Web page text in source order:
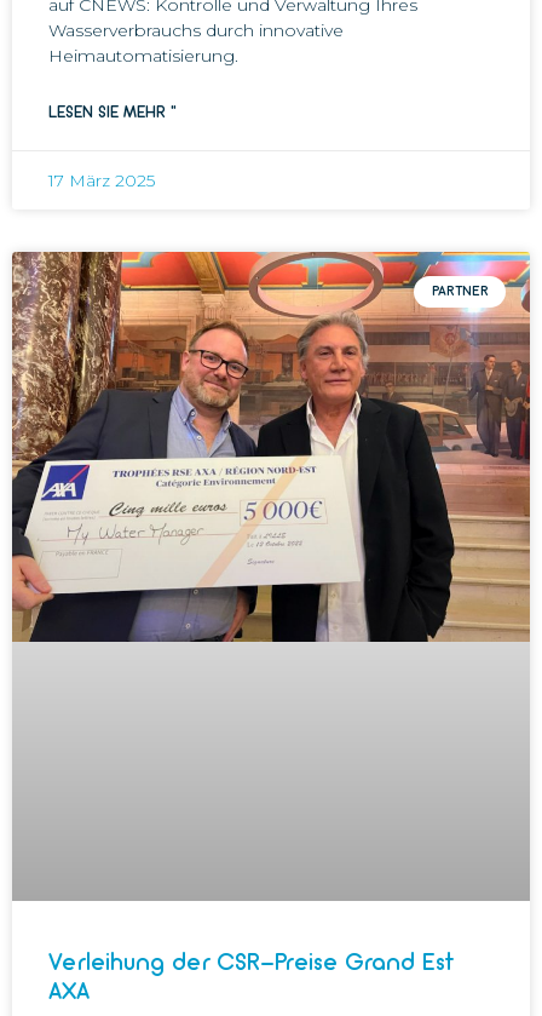
auf CNEWS: Kontrolle und Verwaltung Ihres
Wasserverbrauchs durch innovative
Heimautomatisierung.
LESEN SIE MEHR "
17 März 2025
PARTNER
Verleihung der CSR-Preise Grand Est
AXA